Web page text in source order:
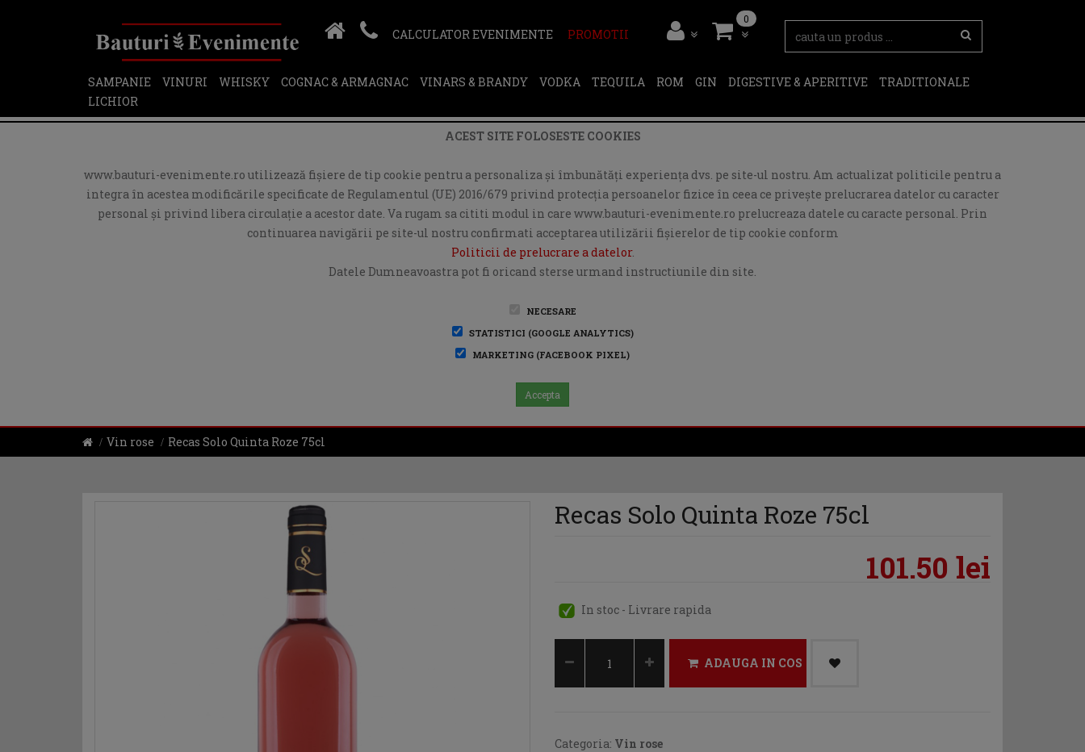
CALCULATOR EVENIMENTE PROMOTII
0
SAMPANIE VINURI WHISKY COGNAC & ARMAGNAC VINARS & BRANDY VODKA TEQUILA ROM GIN DIGESTIVE & APERITIVE
TRADITIONALE
LICHIOR
ACEST SITE FOLOSESTE COOKIES
www.bauturi-evenimente.ro utilizează fişiere de tip cookie pentru a personaliza și îmbunătăți experiența dvs. pe site-ul nostru. Am actualizat politicile pentru a
integra în acestea modificările specificate de Regulamentul (UE) 2016/679 privind protecția persoanelor fizice în ceea ce privește prelucrarea datelor cu caracter
personal și privind libera circulație a acestor date. Va rugam sa cititi modul in care www.bauturi-evenimente.ro prelucreaza datele cu caracte personal. Prin
continuarea navigării pe site-ul nostru confirmati acceptarea utilizării fişierelor de tip cookie conform
Politicii de prelucrare a datelor.
Datele Dumneavoastra pot fi oricand sterse urmand instructiunile din site.
NECESARE
STATISTICI (GOOGLE ANALYTICS)
MARKETING (FACEBOOK PIXEL)
Accepta
Vin rose Recas Solo Quinta Roze 75cl
Recas Solo Quinta Roze 75cl
101.50 lei
In stoc - Livrare rapida
ADAUGA IN COS
Categoria: Vin rose